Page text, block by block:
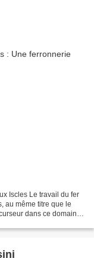
Iscles Le travail du fer
au même titre que le
dans ce domaine,